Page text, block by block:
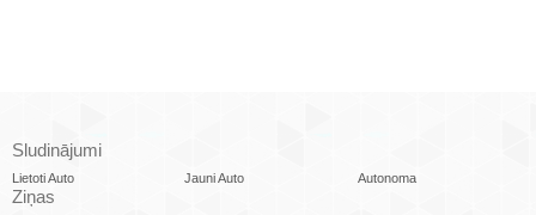
Sludinājumi
Lietoti Auto Jauni Auto Autonoma
Ziņas